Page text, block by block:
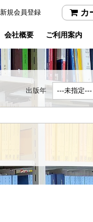
新規会員登録 カ
会社概要 ご利用案内
出版年